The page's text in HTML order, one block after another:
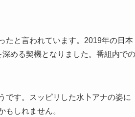
たと言われています。2019年の日本
める契機となりました。番組内での
です。スッピリした水卜アナの姿に
しれません。